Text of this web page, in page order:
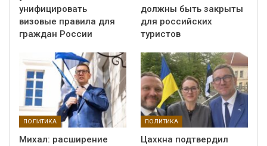
унифицировать
визовые правила для
граждан России
должны быть закрыты
для российских
туристов
ПОЛИТИКА
Михал: расширение
ПОЛИТИКА
Цахкна подтвердил